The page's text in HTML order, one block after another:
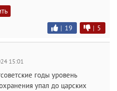
| 19 | 5
15:01
годы уровень
упал до царских